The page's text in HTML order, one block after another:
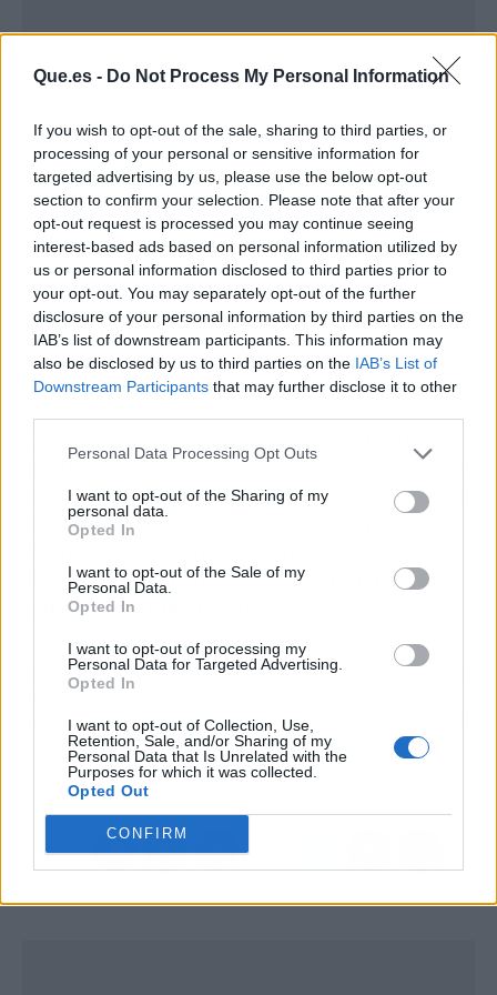
Que.es - Do Not Process My Personal Information
If you wish to opt-out of the sale, sharing to third parties, or
processing of your personal or sensitive information for
targeted advertising by us, please use the below opt-out
section to confirm your selection. Please note that after your
opt-out request is processed you may continue seeing
interest-based ads based on personal information utilized by
us or personal information disclosed to third parties prior to
your opt-out. You may separately opt-out of the further
disclosure of your personal information by third parties on the
IAB’s list of downstream participants. This information may
also be disclosed by us to third parties on the IAB’s List of
Downstream Participants that may further disclose it to other
Personal Data Processing Opt Outs
I want to opt-out of the Sharing of my
personal data.
Opted In
I want to opt-out of the Sale of my
Personal Data.
Opted In
I want to opt-out of processing my
Personal Data for Targeted Advertising.
Opted In
I want to opt-out of Collection, Use,
Retention, Sale, and/or Sharing of my
Personal Data that Is Unrelated with the
Purposes for which it was collected.
Opted Out
CONFIRM
Tras su irrupción, el programa 'Al Ataque' se dio
cuenta de que había descubierto un filón y
además de repetir durante algunas semanas el
pasaje original, mandó a Cárdenas a buscarle y,
junto al estadio del Rayo Vallecano, le hizo una
entrevista acompañado de su prima Sole.
. Su llegada fue anterior a la de Chiquito
de la Calzada (que revolucionó también nuestra
forma de expresarnos) y por eso aquí le
llamamiento para que aparezca:
Chicharra,
¡¡manifiéstate de nuevo!!
Artículo anterior
destinatarios equivocados
Cream, CC Cream y DD